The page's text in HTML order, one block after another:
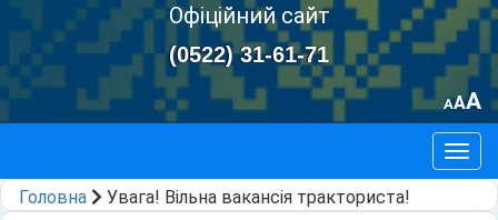
Офіційний сайт
(0522) 31-61-71
AAA
Головна
Увага! Вільна вакансія тракториста!